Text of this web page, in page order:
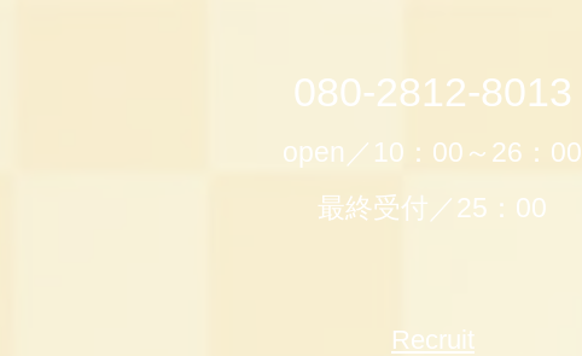
080-2812-8013
open／10：00～26：00
最終受付／25：00
Recruit